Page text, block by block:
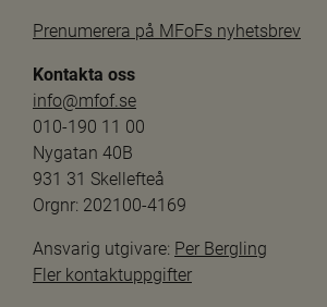
Prenumerera på MFoFs nyhetsbrev
Kontakta oss
info@mfof.se
010-190 11 00
Nygatan 40B
931 31 Skellefteå
Orgnr: 202100-4169
Ansvarig utgivare: Per Bergling
Fler kontaktuppgifter